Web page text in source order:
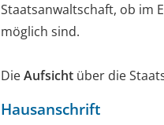
Staatsanwaltschaft, ob im
möglich sind.
DieAufsicht über die
Hausanschrift